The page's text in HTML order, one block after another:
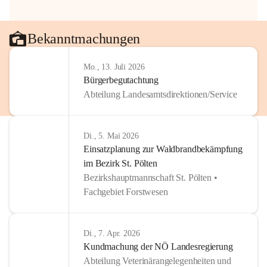
Bekanntmachungen
Mo., 13. Juli 2026
Bürgerbegutachtung
Abteilung Landesamtsdirektionen/Service
Di., 5. Mai 2026
Einsatzplanung zur Waldbrandbekämpfung
im Bezirk St. Pölten
Bezirkshauptmannschaft St. Pölten •
Fachgebiet Forstwesen
Di., 7. Apr. 2026
Kundmachung der NÖ Landesregierung
Abteilung Veterinärangelegenheiten und